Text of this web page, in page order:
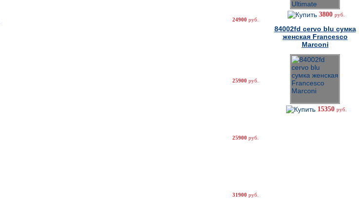
24900 руб.
25900 руб.
25900 руб.
31900 руб.
3800 руб.
84002fd cervo blu сумка
женская Francesco
Marconi
15350 руб.